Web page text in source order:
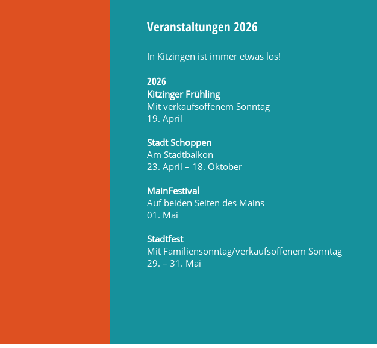
Veranstaltungen 2026
In Kitzingen ist immer etwas los!
2026
Kitzinger Frühling
Mit verkaufsoffenem Sonntag
19. April
Stadt Schoppen
Am Stadtbalkon
23. April – 18. Oktober
MainFestival
Auf beiden Seiten des Mains
01. Mai
Stadtfest
Mit Familiensonntag/verkaufsoffenem Sonntag
29. – 31. Mai